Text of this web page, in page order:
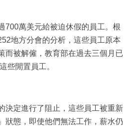
700萬美元給被迫休假的員工。根
地方分會的分析，這些員工原本
而被解僱，教育部在過去三個月已
些閒置員工。
決定進行了阻止，這些員工被重新
狀態，即使他們無法工作，薪水仍